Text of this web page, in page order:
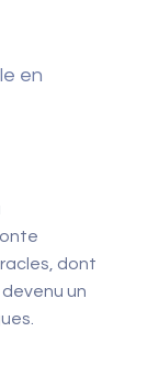
dont
devenu un